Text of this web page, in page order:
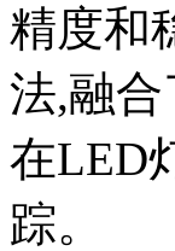
精度和
法,融
在LED
踪。